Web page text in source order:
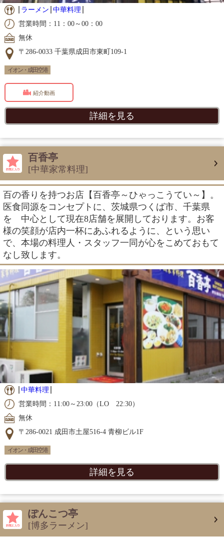
ラーメン 中華料理
営業時間：11：00～00：00
無休
〒286-0033 千葉県成田市東町109-1
イオン・成田空港
紹介動画
詳細を見る
百香亭
[中華家常料理]
百の香りを持つお店【百香亭～ひゃっこうてい～】。
医食同源をコンセプトに、茨城県つくば市、千葉県
を 中心として現在8店舗を展開しております。お客
様の笑顔が店内一杯にあふれるように、という思い
で、本場の料理人・スタッフ一同が心をこめておもて
なし致します。
中華料理
営業時間：11:00～23:00（LO 22:30）
無休
〒286-0021 成田市土屋516-4 青柳ビル1F
イオン・成田空港
詳細を見る
ぽんこつ亭
[博多ラーメン]